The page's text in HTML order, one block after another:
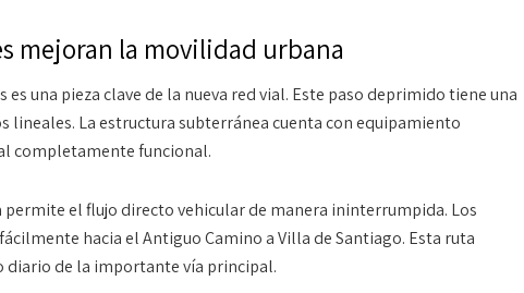
mejoran la movilidad urbana
una pieza clave de la nueva red vial. Este paso deprimido tiene una
lineales. La estructura subterránea cuenta con equipamiento
completamente funcional.
permite el flujo directo vehicular de manera ininterrumpida. Los
hacia el Antiguo Camino a Villa de Santiago. Esta ruta
diario de la importante vía principal.